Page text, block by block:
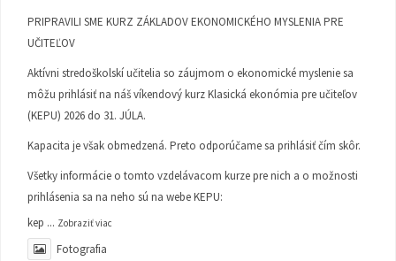
PRIPRAVILI SME KURZ ZÁKLADOV EKONOMICKÉHO MYSLENIA PRE
UČITEĽOV
Aktívni stredoškolskí učitelia so záujmom o ekonomické myslenie sa
môžu prihlásiť na náš víkendový kurz Klasická ekonómia pre učiteľov
(KEPU) 2026 do 31. JÚLA.
Kapacita je však obmedzená. Preto odporúčame sa prihlásiť čím skôr.
Všetky informácie o tomto vzdelávacom kurze pre nich a o možnosti
prihlásenia sa na neho sú na webe KEPU:
kep ... Zobraziť viac
Fotografia